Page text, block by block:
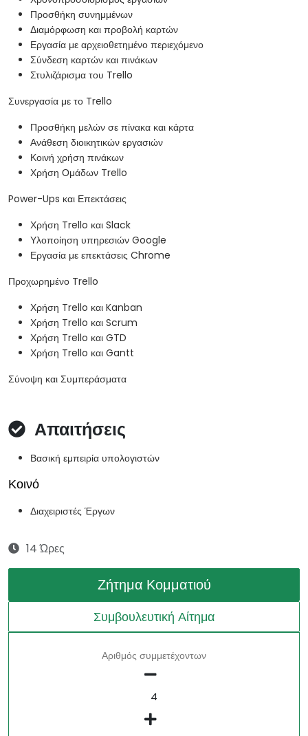
Προσθήκη συνημμένων
Διαμόρφωση και προβολή καρτών
Εργασία με αρχειοθετημένο περιεχόμενο
Σύνδεση καρτών και πινάκων
Στυλιζάρισμα του Trello
Συνεργασία με το Trello
Προσθήκη μελών σε πίνακα και κάρτα
Ανάθεση διοικητικών εργασιών
Κοινή χρήση πινάκων
Χρήση Ομάδων Trello
Power-Ups και Επεκτάσεις
Χρήση Trello και Slack
Υλοποίηση υπηρεσιών Google
Εργασία με επεκτάσεις Chrome
Προχωρημένο Trello
Χρήση Trello και Kanban
Χρήση Trello και Scrum
Χρήση Trello και GTD
Χρήση Trello και Gantt
Σύνοψη και Συμπεράσματα
Απαιτήσεις
Βασική εμπειρία υπολογιστών
Κοινό
Διαχειριστές Έργων
14 Ώρες
Ζήτημα Κομματιού
Συμβουλευτική Αίτημα
Αριθμός συμμετέχοντων